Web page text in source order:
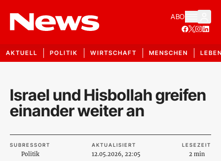
ABO
AKTUELL POLITIK WIRTSCHAFT MENSCHEN
Israel und Hisbollah greifen
einander weiter an
SUBRESSORT
Politik
AKTUALISIERT
12.05.2026, 22:05
LESEZEIT
2 min